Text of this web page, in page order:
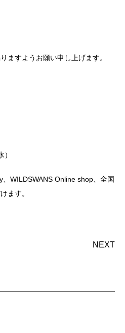
ますようお願い申し上げます。
）
WILDSWANS Online shop 、全国
ます。
NEXT